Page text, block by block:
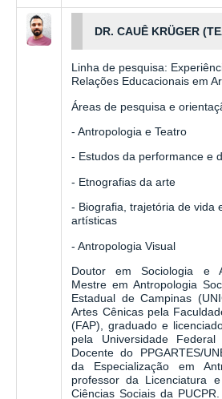
DR. CAUÊ KRÜGER
Linha de pesquisa:
Relações Educacionais em
Áreas de pesquisa e
- Antropologia e Teatro
- Estudos da performance e
- Etnografias da arte
- Biografia, trajetória de vida
artísticas
- Antropologia Visual
Doutor em Sociologia e
Mestre em Antropologia
Estadual de Campinas
Artes Cênicas pela
(FAP), graduado e
pela Universidade
Docente do PPGARTES/
da Especialização em
professor da Licenciatura
Ciências Sociais da